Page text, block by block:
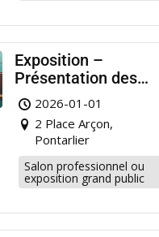
Exposition –
Présentation des
portraits de militaire
restaurés à
Pontarlier
2026-01-01
2 Place Arçon,
Pontarlier
Salon professionnel ou
exposition grand public